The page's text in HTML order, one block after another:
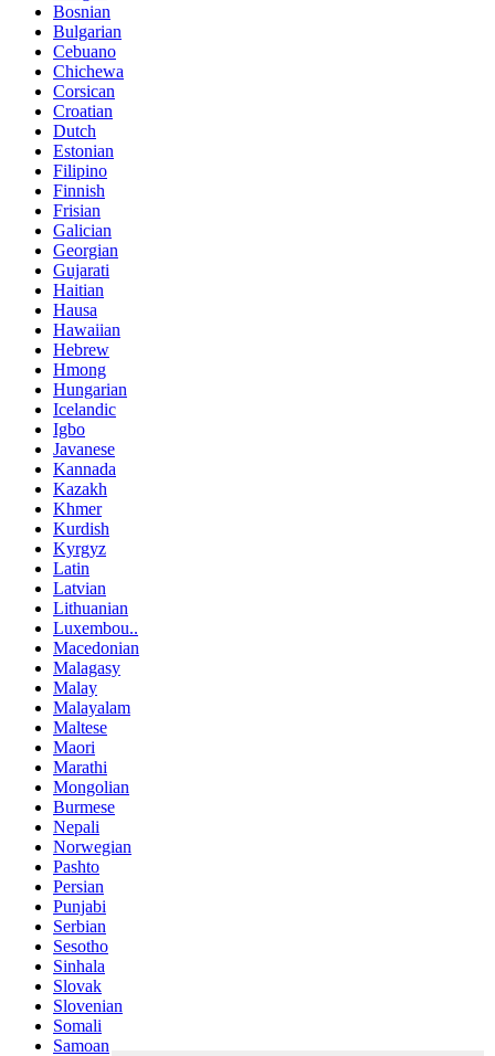
Bosnian
Bulgarian
Cebuano
Chichewa
Corsican
Croatian
Dutch
Estonian
Filipino
Finnish
Frisian
Galician
Georgian
Gujarati
Haitian
Hausa
Hawaiian
Hebrew
Hmong
Hungarian
Icelandic
Igbo
Javanese
Kannada
Kazakh
Khmer
Kurdish
Kyrgyz
Latin
Latvian
Lithuanian
Luxembou..
Macedonian
Malagasy
Malay
Malayalam
Maltese
Maori
Marathi
Mongolian
Burmese
Nepali
Norwegian
Pashto
Persian
Punjabi
Serbian
Sesotho
Sinhala
Slovak
Slovenian
Somali
Samoan